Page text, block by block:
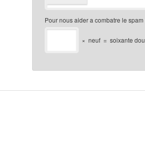
Pour nous aider a combatre le
× neuf = soixante